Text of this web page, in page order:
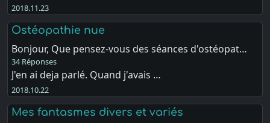
2018.11.23
Ostéopathie nue
Bonjour, Que pensez-vous des séances d'ostéopat…
34 Réponses
J'en ai deja parlé. Quand j'avais …
2018.10.22
Mes fantasmes divers et variés